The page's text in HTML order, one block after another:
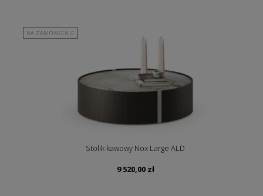
NA ZAMÓWIENIE
Stolik kawowy Nox Large ALD
9 520,00 zł